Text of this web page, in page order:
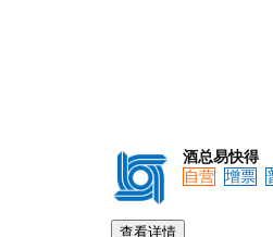
酒总易快得
自营
增票
查看详情